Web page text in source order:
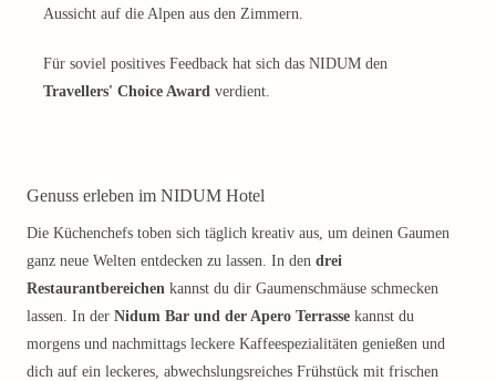
Aussicht auf die Alpen aus den Zimmern.
Für soviel positives Feedback hat sich das NIDUM den
Travellers' Choice Award verdient.
Genuss erleben im NIDUM Hotel
Die Küchenchefs toben sich täglich kreativ aus, um deinen Gaumen
ganz neue Welten entdecken zu lassen. In den drei
Restaurantbereichen kannst du dir Gaumenschmäuse schmecken
lassen. In der Nidum Bar und der Apero Terrasse kannst du
morgens und nachmittags leckere Kaffeespezialitäten genießen und
dich auf ein leckeres, abwechslungsreiches Frühstück mit frischen